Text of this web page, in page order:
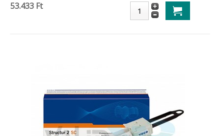
53.433 Ft